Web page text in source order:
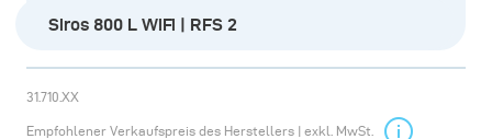
Siros 800 L WiFi | RFS 2
31.710.XX
Empfohlener Verkaufspreis des Herstellers | exkl. MwSt.